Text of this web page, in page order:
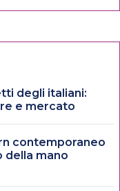
degli italiani:
e mercato
contemporaneo
mano